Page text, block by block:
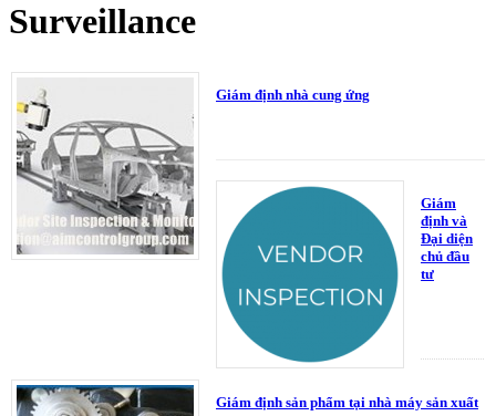
Surveillance
Giám định nhà cung ứng
Giám
định và
Đại diện
chủ đầu
tư
Giám định sản phẩm tại nhà máy sản xuất